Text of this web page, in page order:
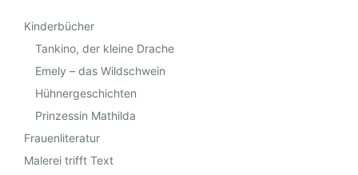
Kinderbücher
Tankino, der kleine Drache
Emely – das Wildschwein
Hühnergeschichten
Prinzessin Mathilda
Frauenliteratur
Malerei trifft Text